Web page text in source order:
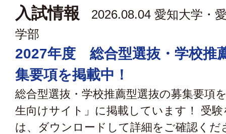
入試情報 2026.08.04 愛知大学・
学部
2027年度 総合型選抜・学校推
集要項を掲載中！
総合型選抜・学校推薦型選抜の募集要項
生向けサイト」に掲載しています！ 受
は、ダウンロードして詳細をご確認く